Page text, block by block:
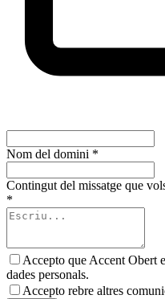
Nom del domini *
Contingut del missatge que
*
Accepto que Accent Obert
dades personals.
Accepto rebre altres